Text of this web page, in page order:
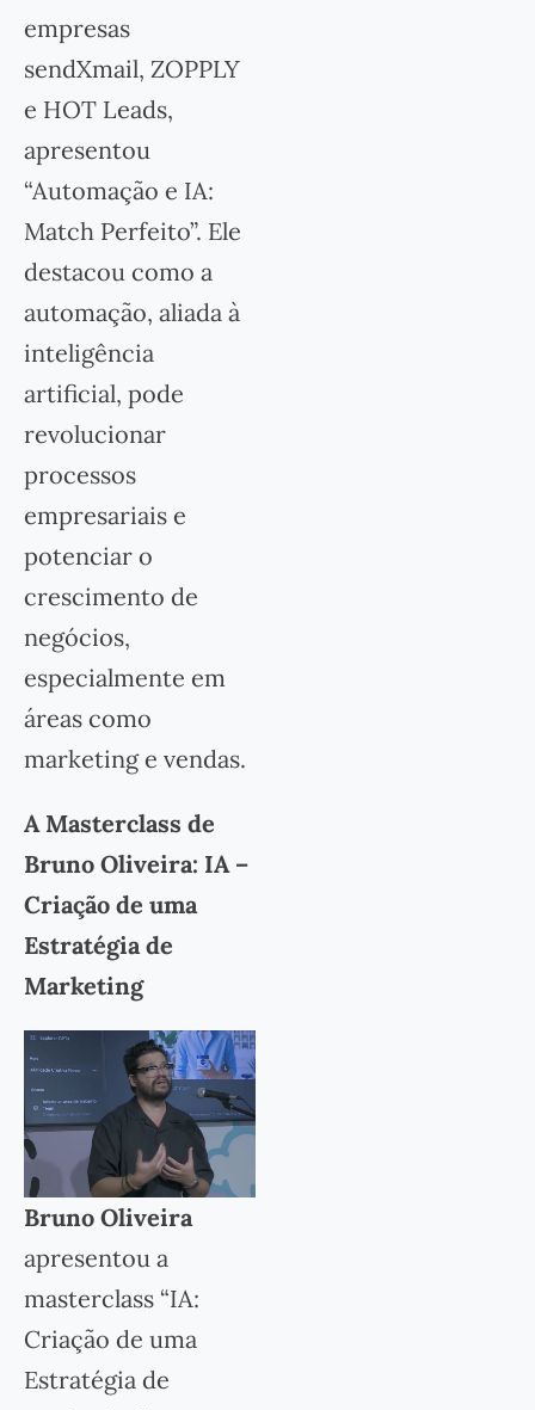
empresas
sendXmail, ZOPPLY
e HOT Leads,
apresentou
“Automação e IA:
Match Perfeito”. Ele
destacou como a
automação, aliada à
inteligência
artificial, pode
revolucionar
processos
empresariais e
potenciar o
crescimento de
negócios,
especialmente em
áreas como
marketing e vendas.
A Masterclass de
Bruno Oliveira: IA –
Criação de uma
Estratégia de
Marketing
Bruno Oliveira
apresentou a
masterclass “IA:
Criação de uma
Estratégia de